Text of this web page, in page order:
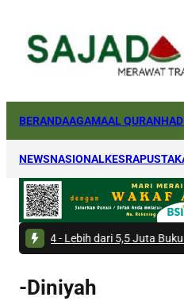
BERANDAAGAMAAL QURAN
NEWSNASIONALKESRA
Lebih dari 5,5 Juta Buku Bacaan
-Diniyah